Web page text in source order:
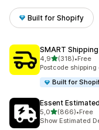
Built for Shopify
SMART
4,9stelle su 5
(318)
318 recensioni totali
•Free
Postcode
Built for
Essent
5,0stelle su 5
(866)
866 recensioni
•Free
Show Estimated